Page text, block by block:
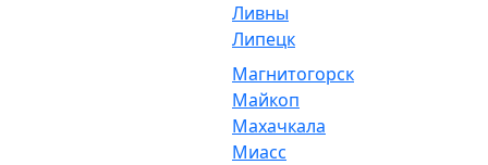
Ливны
Липецк
Магнитогорск
Майкоп
Махачкала
Миасс